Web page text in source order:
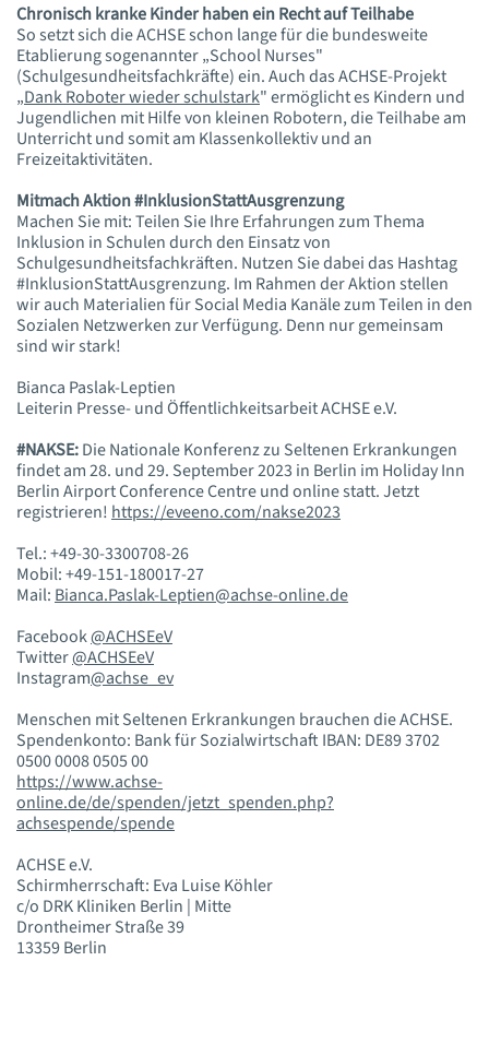
Chronisch kranke Kinder haben ein Recht auf Teilhabe
So setzt sich die ACHSE schon lange für die bundesweite
Etablierung sogenannter „School Nurses"
(Schulgesundheitsfachkräfte) ein. Auch das ACHSE-Projekt
„Dank Roboter wieder schulstark" ermöglicht es Kindern und
Jugendlichen mit Hilfe von kleinen Robotern, die Teilhabe am
Unterricht und somit am Klassenkollektiv und an
Freizeitaktivitäten.
Mitmach Aktion #InklusionStattAusgrenzung
Machen Sie mit: Teilen Sie Ihre Erfahrungen zum Thema
Inklusion in Schulen durch den Einsatz von
Schulgesundheitsfachkräften. Nutzen Sie dabei das Hashtag
#InklusionStattAusgrenzung. Im Rahmen der Aktion stellen
wir auch Materialien für Social Media Kanäle zum Teilen in den
Sozialen Netzwerken zur Verfügung. Denn nur gemeinsam
sind wir stark!
Bianca Paslak-Leptien
Leiterin Presse- und Öffentlichkeitsarbeit ACHSE e.V.
#NAKSE:Die Nationale Konferenz zu Seltenen Erkrankungen
findet am 28. und 29. September 2023 in Berlin im Holiday Inn
Berlin Airport Conference Centre und online statt. Jetzt
registrieren! https://eveeno.com/nakse2023
Tel.: +49-30-3300708-26
Mobil: +49-151-180017-27
Mail: Bianca.Paslak-Leptien@achse-online.de
Facebook@ACHSEeV
Twitter@ACHSEeV
Instagram@achse_ev
Menschen mit Seltenen Erkrankungen brauchen die ACHSE.
Spendenkonto: Bank für Sozialwirtschaft IBAN: DE89 3702
0500 0008 0505 00
https://www.achse-
online.de/de/spenden/jetzt_spenden.php?
achsespende/spende
ACHSE e.V.
Schirmherrschaft: Eva Luise Köhler
c/o DRK Kliniken Berlin | Mitte
Drontheimer Straße 39
13359 Berlin